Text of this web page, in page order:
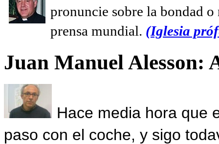
pronuncie sobre la bondad
prensa mundial. (Iglesia
Juan Manuel Alesson:
Hace media hora que
paso con el coche, y sigo